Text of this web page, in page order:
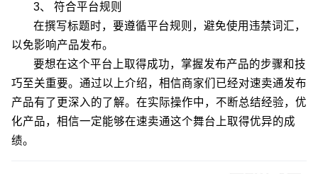
3、 符合平台规则
在撰写标题时，要遵循平台规则，避免使用违禁词汇，
以免影响产品发布。
要想在这个平台上取得成功，掌握发布产品的步骤和技
巧至关重要。通过以上介绍，相信商家们已经对速卖通发布
产品有了更深入的了解。在实际操作中，不断总结经验，优
化产品，相信一定能够在速卖通这个舞台上取得优异的成
绩。